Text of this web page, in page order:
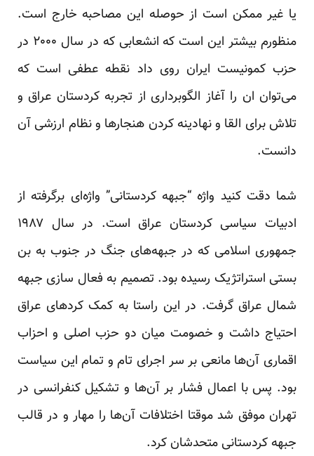
یا غیر ممکن است از حوصله این مصاحبه خارج است.
منظورم بیشتر این است که انشعابی که در سال ۲۰۰۰ در
حزب کمونیست ایران روی داد نقطه عطفی است که
می‌توان ان را آغاز الگوبرداری از تجربه کردستان عراق و
تلاش برای القا و نهادینه کردن هنجار‌ها و نظام ارزشی آن
دانست.
شما دقت کنید واژه “جبهه کردستانی” واژه‌ای برگرفته از
ادبیات سیاسی کردستان عراق است. در سال ۱۹۸۷
جمهوری اسلامی که در جبهه‌های جنگ در جنوب به بن
بستی استراتژیک رسیده بود. تصمیم به فعال سازی جبهه
شمال عراق گرفت. در این راستا به کمک کردهای عراق
احتیاج داشت و خصومت میان دو حزب اصلی و احزاب
اقماری آن‌ها مانعی بر سر اجرای تام و تمام این سیاست
بود. پس با اعمال فشار بر آن‌ها و تشکیل کنفرانسی در
تهران موفق شد موقتا اختلافات آن‌ها را مهار و در قالب
جبهه کردستانی متحدشان کرد.